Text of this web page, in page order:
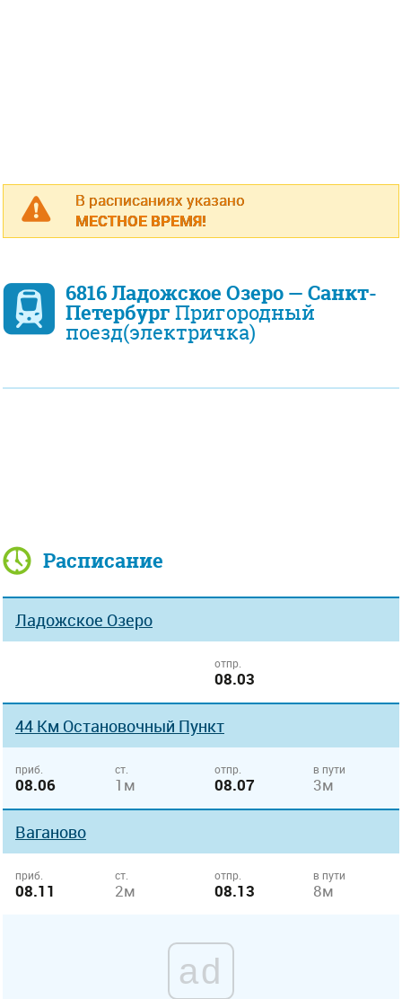
В расписаниях указано
МЕСТНОЕ ВРЕМЯ!
6816 Ладожское Озеро — Санкт-
Петербург Пригородный
поезд(электричка)
Расписание
Ладожское Озеро
отпр.
08.03
44 Км Остановочный Пункт
приб.
08.06
ст.
1м
отпр.
08.07
в пути
3м
Ваганово
приб.
08.11
ст.
2м
отпр.
08.13
в пути
8м
ad